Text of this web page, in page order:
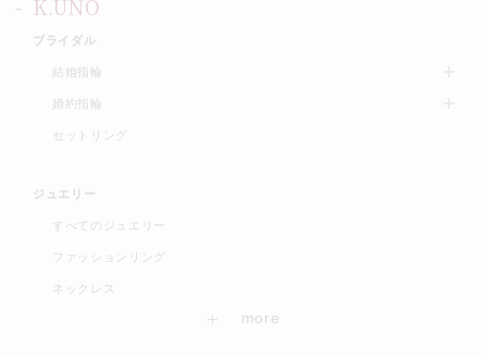
K.UNO
ブライダル
結婚指輪
婚約指輪
セットリング
ジュエリー
すべてのジュエリー
ファッションリング
ネックレス